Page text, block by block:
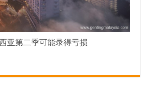
亚第二季可能录得亏损